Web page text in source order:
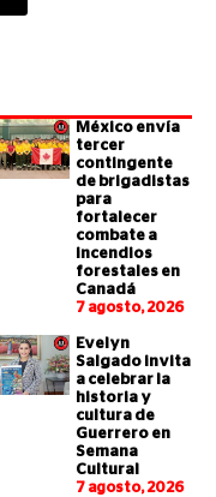
México envía
tercer
contingente
de brigadistas
para
fortalecer
combate a
incendios
forestales en
Canadá
7 agosto, 2026
Evelyn
Salgado invita
a celebrar la
historia y
cultura de
Guerrero en
Semana
Cultural
7 agosto, 2026